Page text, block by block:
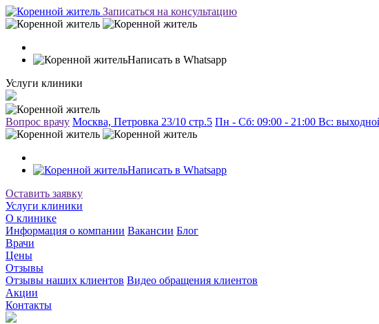
Записаться на консультацию
Написать в Whatsapp
Услуги клиники
Вопрос врачу Москва, Петровка 23/10 стр.5 Пн - Сб: 09:00 - 21:00 Вc:
Написать в Whatsapp
Оставить заявку
Услуги клиники
О клинике
Информация о компании Вакансии Блог
Врачи
Цены
Отзывы
Отзывы наших клиентов Видео обращения клиентов
Акции
Контакты